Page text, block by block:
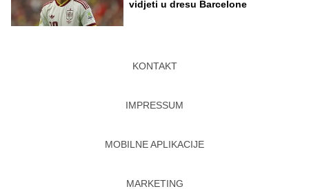
vidjeti u dresu Barcelone
KONTAKT
IMPRESSUM
MOBILNE APLIKACIJE
MARKETING